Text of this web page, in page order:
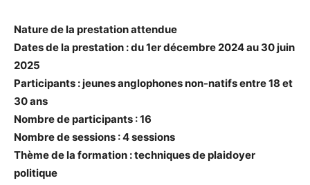
Nature de la prestation attendue
Dates de la prestation :du 1erdécembre 2024 au 30 juin
2025
Participants :jeunes anglophones non-natifs entre 18 et
30 ans
Nombre de participants :16
Nombre de sessions :4 sessions
Thème de la formation :techniques de plaidoyer
politique